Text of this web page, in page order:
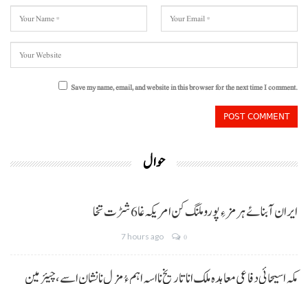
Save my name, email, and website in this browser for the next time I comment.
حوال
ایران آبنائے ہرمز ءِ پورو ملنگ کن امریکہ غا 6 شڑت تخا
7 hours ago 0
مکہ اسیجائی دفاعی معاہدہ ملک انا تاریخ نا اسہ اہم ءُ مزل نا نشان اسے، چیئرمین